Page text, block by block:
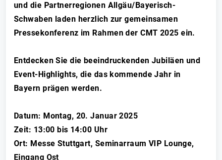
und die Partnerregionen Allgäu/Bayerisch-
Schwaben laden herzlich zur gemeinsamen
Pressekonferenz im Rahmen der CMT 2025 ein.
Entdecken Sie die beeindruckenden Jubiläen und
Event-Highlights, die das kommende Jahr in
Bayern prägen werden.
Datum: Montag, 20. Januar 2025
Zeit: 13:00 bis 14:00 Uhr
Ort: Messe Stuttgart, Seminarraum VIP Lounge,
Eingang Ost